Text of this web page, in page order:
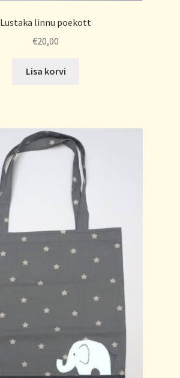
Lustaka linnu poekott
€20,00
Lisa korvi